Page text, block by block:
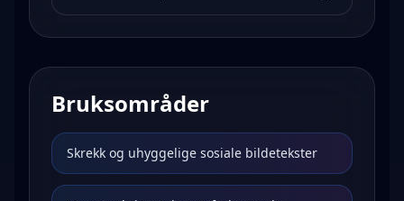
Bruksområder
Skrekk og uhyggelige sosiale bildetekster